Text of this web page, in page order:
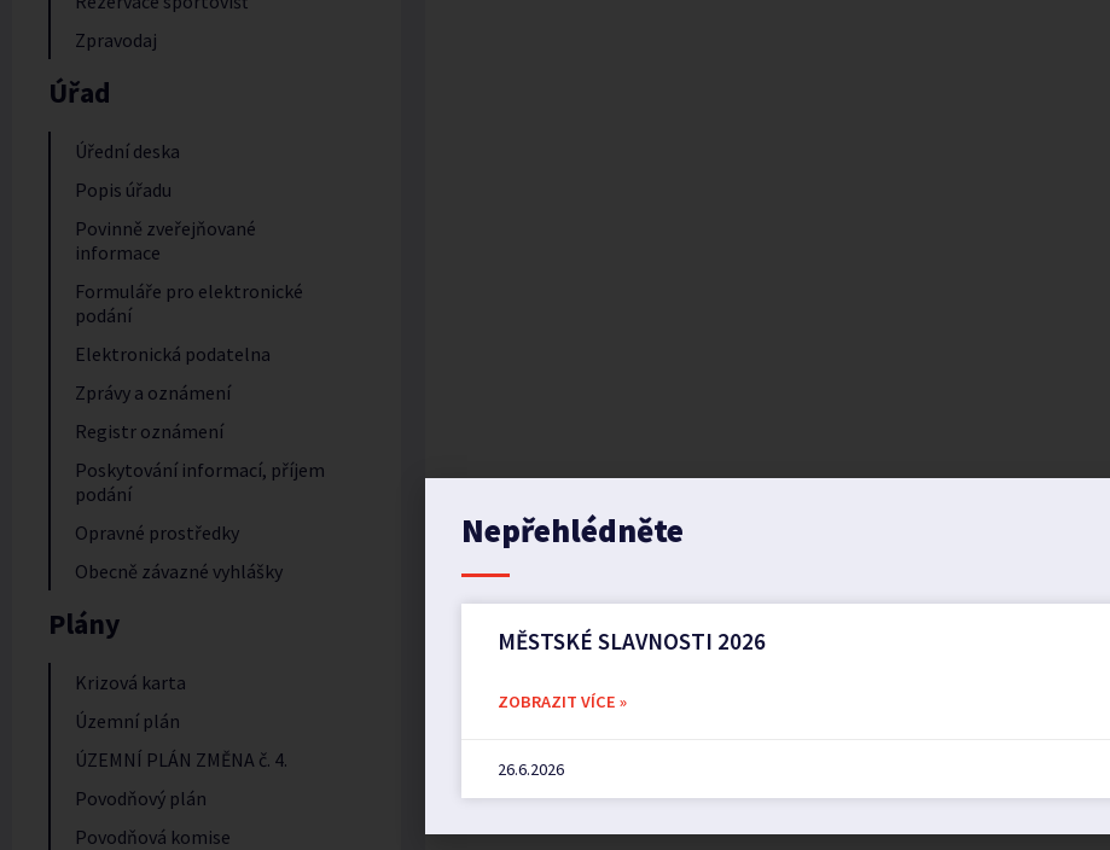
Zpravodaj
Úřad
Úřední deska
Popis úřadu
Povinně zveřejňované
informace
Formuláře pro elektronické
podání
Elektronická podatelna
Zprávy a oznámení
Registr oznámení
Poskytování informací, příjem
podání
Opravné prostředky
Obecně závazné vyhlášky
Plány
Krizová karta
Územní plán
ÚZEMNÍ PLÁN ZMĚNA č. 4.
Povodňový plán
Povodňová komise
Nepřehlédněte
MĚSTSKÉ SLAVNOSTI 2026
ZOBRAZIT VÍCE »
26.6.2026